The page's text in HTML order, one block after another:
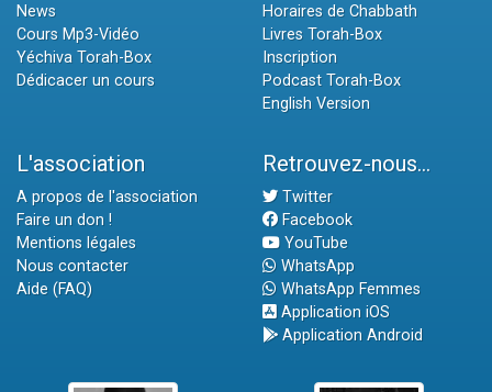
News
Cours Mp3-Vidéo
Yéchiva Torah-Box
Dédicacer un cours
Horaires de Chabbath
Livres Torah-Box
Inscription
Podcast Torah-Box
English Version
L'association
A propos de l'association
Faire un don !
Mentions légales
Nous contacter
Aide (FAQ)
Retrouvez-nous...
Twitter
Facebook
YouTube
WhatsApp
WhatsApp Femmes
Application iOS
Application Android